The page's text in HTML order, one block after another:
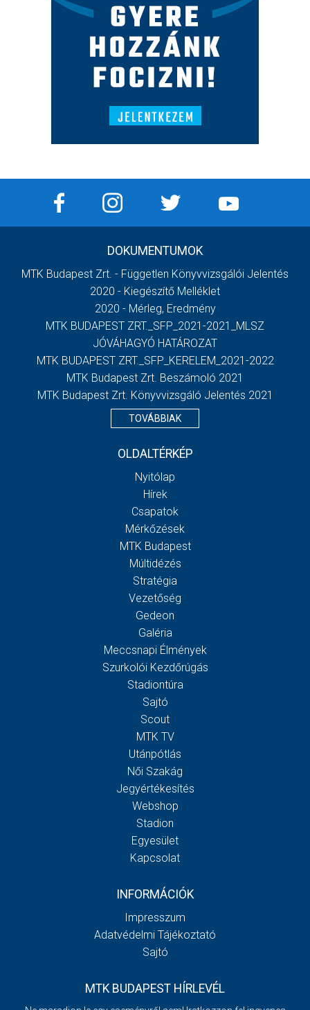
DOKUMENTUMOK
MTK Budapest Zrt. - Független Könyvvizsgálói Jelentés
2020 - Kiegészítő Melléklet
2020 - Mérleg, Eredmény
MTK BUDAPEST ZRT._SFP_2021-2021_MLSZ
JÓVÁHAGYÓ HATÁROZAT
MTK BUDAPEST ZRT._SFP_KERELEM_2021-2022
MTK Budapest Zrt. Beszámoló 2021
MTK Budapest Zrt. Könyvvizsgáló Jelentés 2021
TOVÁBBIAK
OLDALTÉRKÉP
Nyitólap
Hírek
Csapatok
Mérkőzések
MTK Budapest
Múltidézés
Stratégia
Vezetőség
Gedeon
Galéria
Meccsnapi Élmények
Szurkolói Kezdőrúgás
Stadiontúra
Sajtó
Scout
MTK TV
Utánpótlás
Női Szakág
Jegyértékesítés
Webshop
Stadion
Egyesület
Kapcsolat
INFORMÁCIÓK
Impresszum
Adatvédelmi Tájékoztató
Sajtó
MTK BUDAPEST HÍRLEVÉL